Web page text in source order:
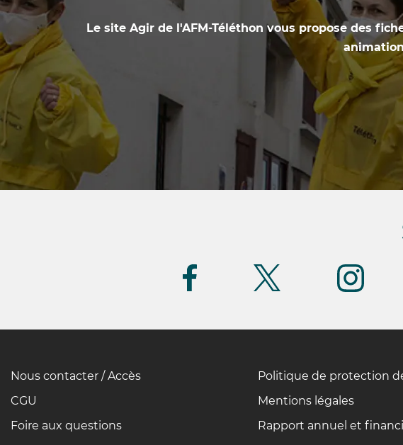
Le site Agir de l'AFM-Téléthon vous propose des
Pied
page
Nous contacter / Accès
CGU
Foire aux questions
Politique de protection
Mentions légales
Rapport annuel et